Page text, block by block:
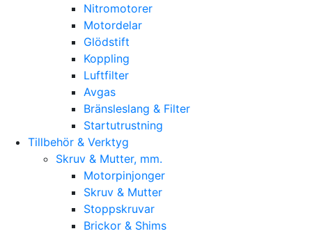
Nitromotorer
Motordelar
Glödstift
Koppling
Luftfilter
Avgas
Bränsleslang & Filter
Startutrustning
Tillbehör & Verktyg
Skruv & Mutter, mm.
Motorpinjonger
Skruv & Mutter
Stoppskruvar
Brickor & Shims